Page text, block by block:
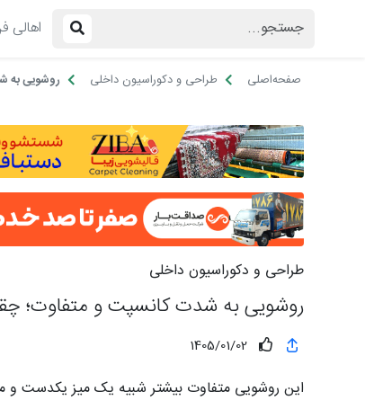
اهالی
صفحه‌اصلی طراحی و دکوراسیون داخلی روشویی به
طراحی و دکوراسیون داخلی
روشویی به شدت کانسپت و متفاوت؛
1405/01/02
این روشویی متفاوت بیشتر شبیه یک میز یکدست